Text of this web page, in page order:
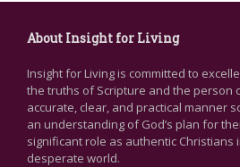
About Insight for Living
Insight for Living is committed to
the truths of Scripture and the person
accurate, clear, and practical manner
an understanding of God’s plan for
significant role as authentic Christians
desperate world.